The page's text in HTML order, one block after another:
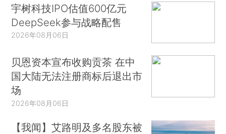
宇树科技IPO估值600亿元
DeepSeek参与战略配售
2026年08月06日
贝恩资本宣布收购贡茶 在中
国大陆无法注册商标后退出市
场
2026年08月06日
【我闻】艾路明及多名股东被